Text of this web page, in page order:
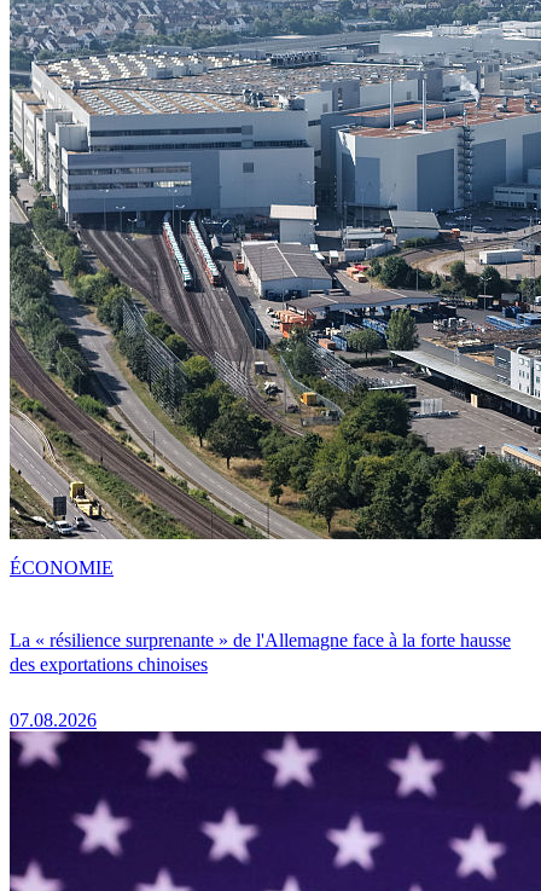
La « résilience surprenante » de l'Allemagne face à la forte hausse
des exportations chinoises
07.08.2026
ÉCONOMIE